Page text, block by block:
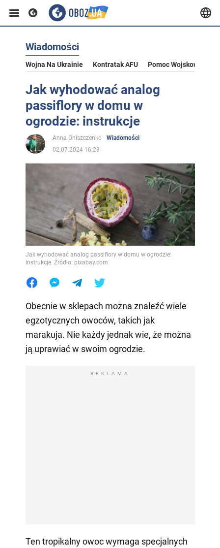
Wiadomości
Wojna Na Ukrainie Kontratak AFU Pomoc Wojskowa Dla
Jak wyhodować analog
passiflory w domu w
ogrodzie: instrukcje
Anna Oniszczenko
Wiadomości
02.07.2024 16:23
Jak wyhodować analog passiflory w domu w ogrodzie:
instrukcje. Źródło: pixabay.com
Obecnie w sklepach można znaleźć wiele
egzotycznych owoców, takich jak
marakuja. Nie każdy jednak wie, że można
ją uprawiać w swoim ogrodzie.
REKLAMA
Ten tropikalny owoc wymaga specjalnych